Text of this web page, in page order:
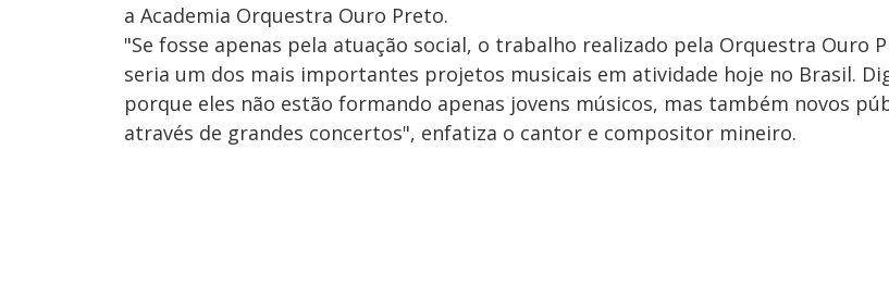
a Academia Orquestra Ouro Preto.
"Se fosse apenas pela atuação social, o trabalho realizado pela Orquestra Ouro
seria um dos mais importantes projetos musicais em atividade hoje no Brasil.
porque eles não estão formando apenas jovens músicos, mas também novos
através de grandes concertos", enfatiza o cantor e compositor mineiro.